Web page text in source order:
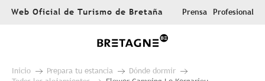
AllerWeb Oficial de Turismo de Bretaña Prensa Profesional
Inicio Prepara tu estancia
Dónde dormir